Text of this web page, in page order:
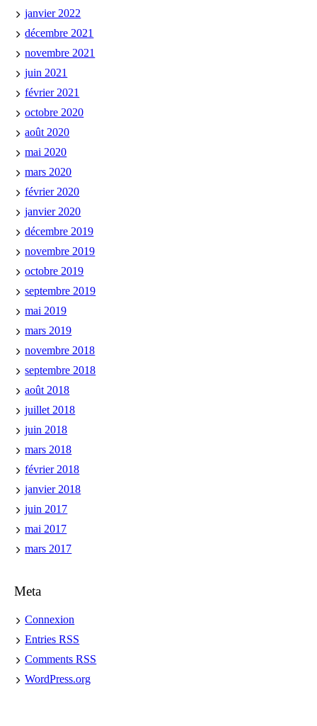
janvier 2022
décembre 2021
novembre 2021
juin 2021
février 2021
octobre 2020
août 2020
mai 2020
mars 2020
février 2020
janvier 2020
décembre 2019
novembre 2019
octobre 2019
septembre 2019
mai 2019
mars 2019
novembre 2018
septembre 2018
août 2018
juillet 2018
juin 2018
mars 2018
février 2018
janvier 2018
juin 2017
mai 2017
mars 2017
Meta
Connexion
EntriesRSS
CommentsRSS
WordPress.org